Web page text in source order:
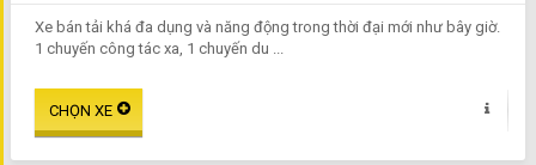
Xe bán tải khá đa dụng và năng động trong thời đại mới như bây giờ.
1 chuyến công tác xa, 1 chuyến du ...